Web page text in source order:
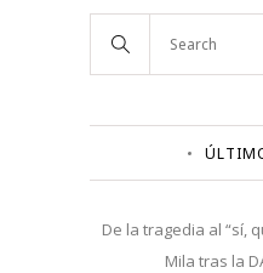
De la tragedia al “sí,
Mila tras la